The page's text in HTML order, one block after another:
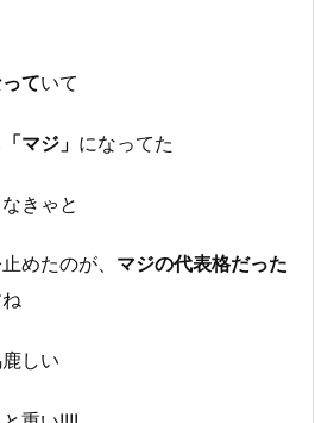
ていて
「マジ」 になってた
きゃと
止めたのが、 マジの代表格だった
しい